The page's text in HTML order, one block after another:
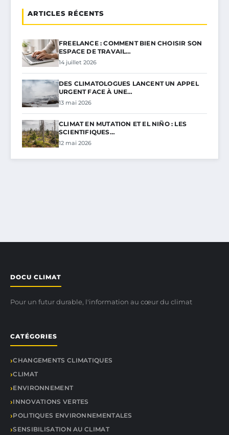
ARTICLES RÉCENTS
FREELANCE : COMMENT BIEN CHOISIR SON
ESPACE DE TRAVAIL…
14 juillet 2026
DES CLIMATOLOGUES LANCENT UN APPEL
URGENT FACE À UNE…
13 mai 2026
CLIMAT EN MUTATION ET EL NIÑO : LES
SCIENTIFIQUES…
12 mai 2026
DOCU CLIMAT
Pour un futur durable, l'information au cœur du climat
CATÉGORIES
CHANGEMENTS CLIMATIQUES
CLIMAT
ENVIRONNEMENT
INNOVATIONS VERTES
POLITIQUES ENVIRONNEMENTALES
SENSIBILISATION AU CLIMAT